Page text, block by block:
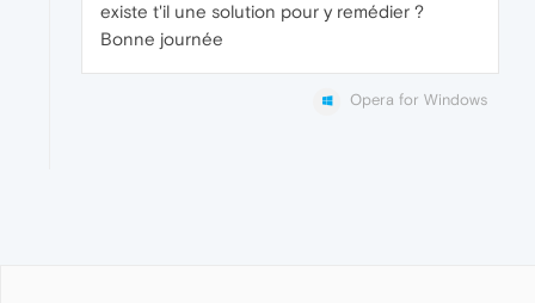
existe t'il une solution pour y remédier ?
Bonne journée
Opera for Windows